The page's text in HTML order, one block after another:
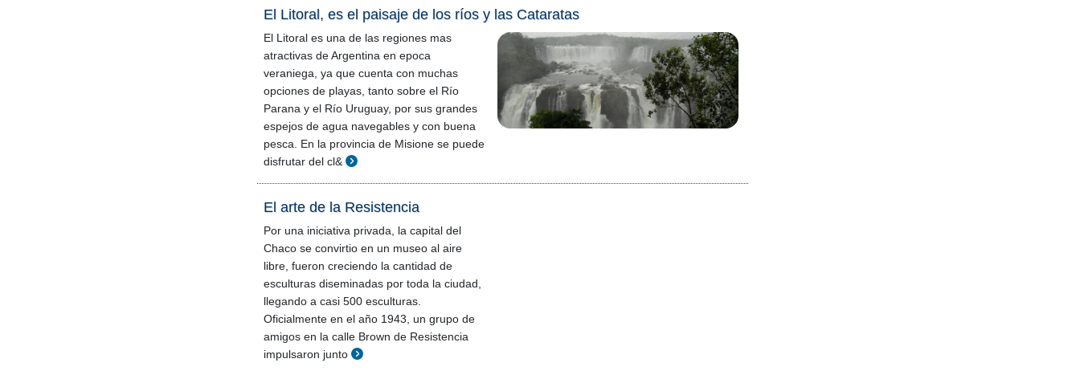
El Litoral, es el paisaje de los ríos y las Cataratas
El Litoral es una de las regiones mas
atractivas de Argentina en epoca
veraniega, ya que cuenta con muchas
opciones de playas, tanto sobre el Río
Parana y el Río Uruguay, por sus grandes
espejos de agua navegables y con buena
pesca. En la provincia de Misione se puede
disfrutar del cl&
El arte de la Resistencia
Por una iniciativa privada, la capital del
Chaco se convirtio en un museo al aire
libre, fueron creciendo la cantidad de
esculturas diseminadas por toda la ciudad,
llegando a casi 500 esculturas.
Oficialmente en el año 1943, un grupo de
amigos en la calle Brown de Resistencia
impulsaron junto